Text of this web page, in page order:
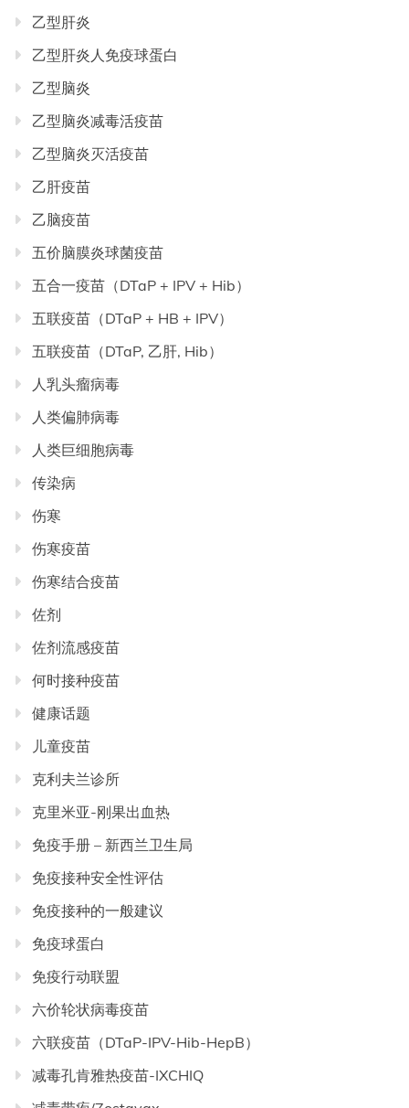
乙型肝炎
乙型肝炎人免疫球蛋白
乙型脑炎
乙型脑炎减毒活疫苗
乙型脑炎灭活疫苗
乙肝疫苗
乙脑疫苗
五价脑膜炎球菌疫苗
五合一疫苗（DTaP + IPV + Hib）
五联疫苗（DTaP + HB + IPV）
五联疫苗（DTaP, 乙肝, Hib）
人乳头瘤病毒
人类偏肺病毒
人类巨细胞病毒
传染病
伤寒
伤寒疫苗
伤寒结合疫苗
佐剂
佐剂流感疫苗
何时接种疫苗
健康话题
儿童疫苗
克利夫兰诊所
克里米亚-刚果出血热
免疫手册 – 新西兰卫生局
免疫接种安全性评估
免疫接种的一般建议
免疫球蛋白
免疫行动联盟
六价轮状病毒疫苗
六联疫苗（DTaP-IPV-Hib-HepB）
减毒孔肯雅热疫苗-IXCHIQ